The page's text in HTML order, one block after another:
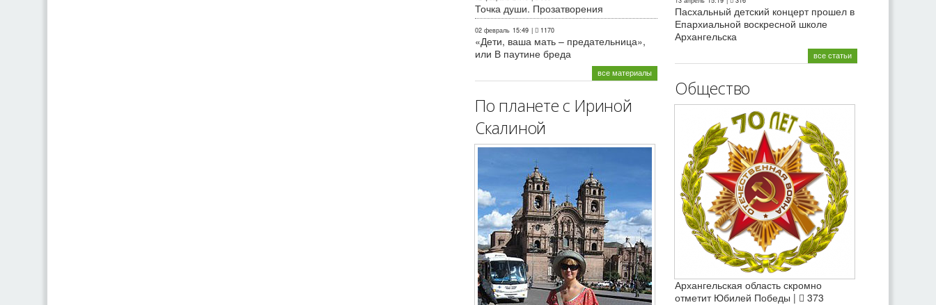
Точка души. Прозатворения
02 февраль 15:49 | 1170
«Дети, ваша мать – предательница»,
или В паутине бреда
все материалы
По планете с Ириной
Скалиной
Пасхальный детский концерт прошел в
Епархиальной воскресной школе
Архангельска
все статьи
Общество
Архангельская область скромно
отметит Юбилей Победы |
373